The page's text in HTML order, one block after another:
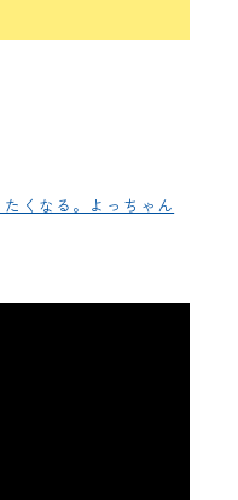
くなる。よっちゃん